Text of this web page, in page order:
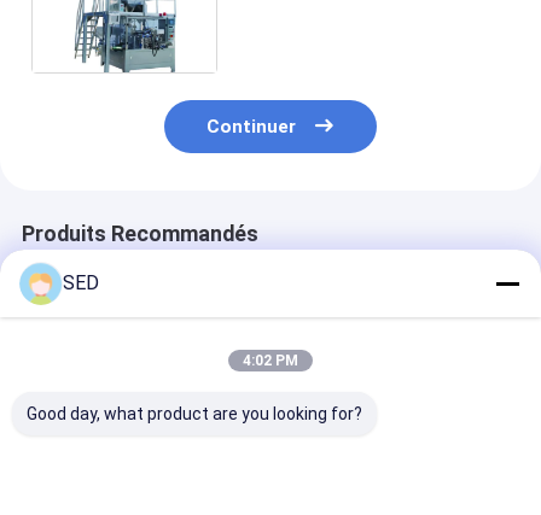
Continuer
Produits Recommandés
SED
4:02 PM
Good day, what product are you looking for?